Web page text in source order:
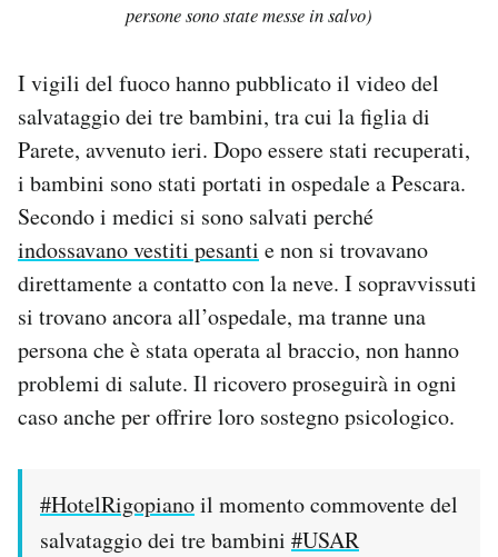
persone sono state messe in salvo)
I vigili del fuoco hanno pubblicato il video del
salvataggio dei tre bambini, tra cui la figlia di
Parete, avvenuto ieri. Dopo essere stati recuperati,
i bambini sono stati portati in ospedale a Pescara.
Secondo i medici si sono salvati perché
indossavano vestiti pesanti e non si trovavano
direttamente a contatto con la neve. I sopravvissuti
si trovano ancora all’ospedale, ma tranne una
persona che è stata operata al braccio, non hanno
problemi di salute. Il ricovero proseguirà in ogni
caso anche per offrire loro sostegno psicologico.
#HotelRigopianoil momento commovente del
salvataggio dei tre bambini #USAR